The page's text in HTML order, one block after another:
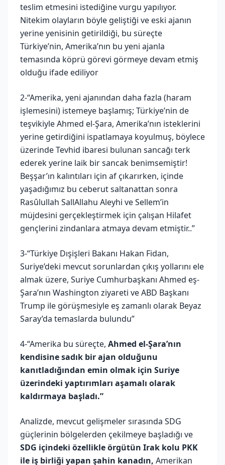
teslim etmesini istediğine vurgu yapılıyor.
Nitekim olayların böyle geliştiği ve eski ajanın
yerine yenisinin getirildiği, bu süreçte
Türkiye’nin, Amerika’nın bu yeni ajanla
temasında köprü görevi görmeye devam etmiş
olduğu ifade ediliyor
2-“Amerika, yeni ajanından daha fazla (haram
işlemesini) istemeye başlamış; Türkiye’nin de
teşvikiyle Ahmed el-Şara, Amerika’nın isteklerini
yerine getirdiğini ispatlamaya koyulmuş, böylece
üzerinde Tevhid ibaresi bulunan sancağı terk
ederek yerine laik bir sancak benimsemiştir!
Beşşar’ın kalıntıları için af çıkarırken, içinde
yaşadığımız bu ceberut saltanattan sonra
Rasûlullah SallAllahu Aleyhi ve Sellem’in
müjdesini gerçekleştirmek için çalışan Hilafet
gençlerini zindanlara atmaya devam etmiştir..”
3-“Türkiye Dışişleri Bakanı Hakan Fidan,
Suriye’deki mevcut sorunlardan çıkış yollarını ele
almak üzere, Suriye Cumhurbaşkanı Ahmed eş-
Şara’nın Washington ziyareti ve ABD Başkanı
Trump ile görüşmesiyle eş zamanlı olarak Beyaz
Saray’da temaslarda bulundu”
4-“Amerika bu süreçte, Ahmed el-Şara’nın
kendisine sadık bir ajan olduğunu
kanıtladığından emin olmak için Suriye
üzerindeki yaptırımları aşamalı olarak
kaldırmaya başladı.”
Analizde, mevcut gelişmeler sırasında SDG
güçlerinin bölgelerden çekilmeye başladığı ve
SDG içindeki özellikle örgütün Irak kolu PKK
ile iş birliği yapan şahin kanadın, Amerikan